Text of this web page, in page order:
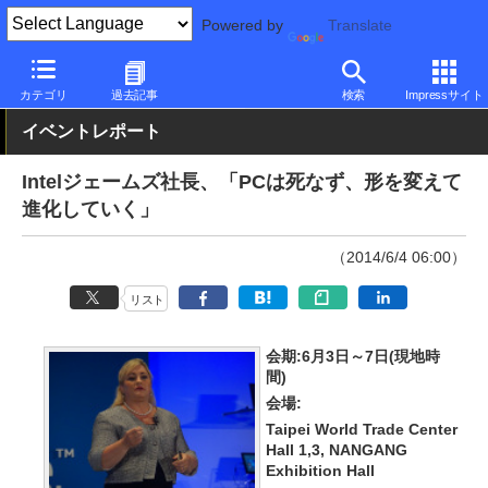
Powered by Translate
カテゴリ 過去記事 検索 Impressサイト
PC Watch 市場 動向
イベントレポート
Intelジェームズ社長、「PCは死なず、形を変えて
進化していく」
（2014/6/4 06:00）
リスト
会期:6月3日～7日(現地時
間)
会場:
Taipei World Trade Center
Hall 1,3, NANGANG
Exhibition Hall